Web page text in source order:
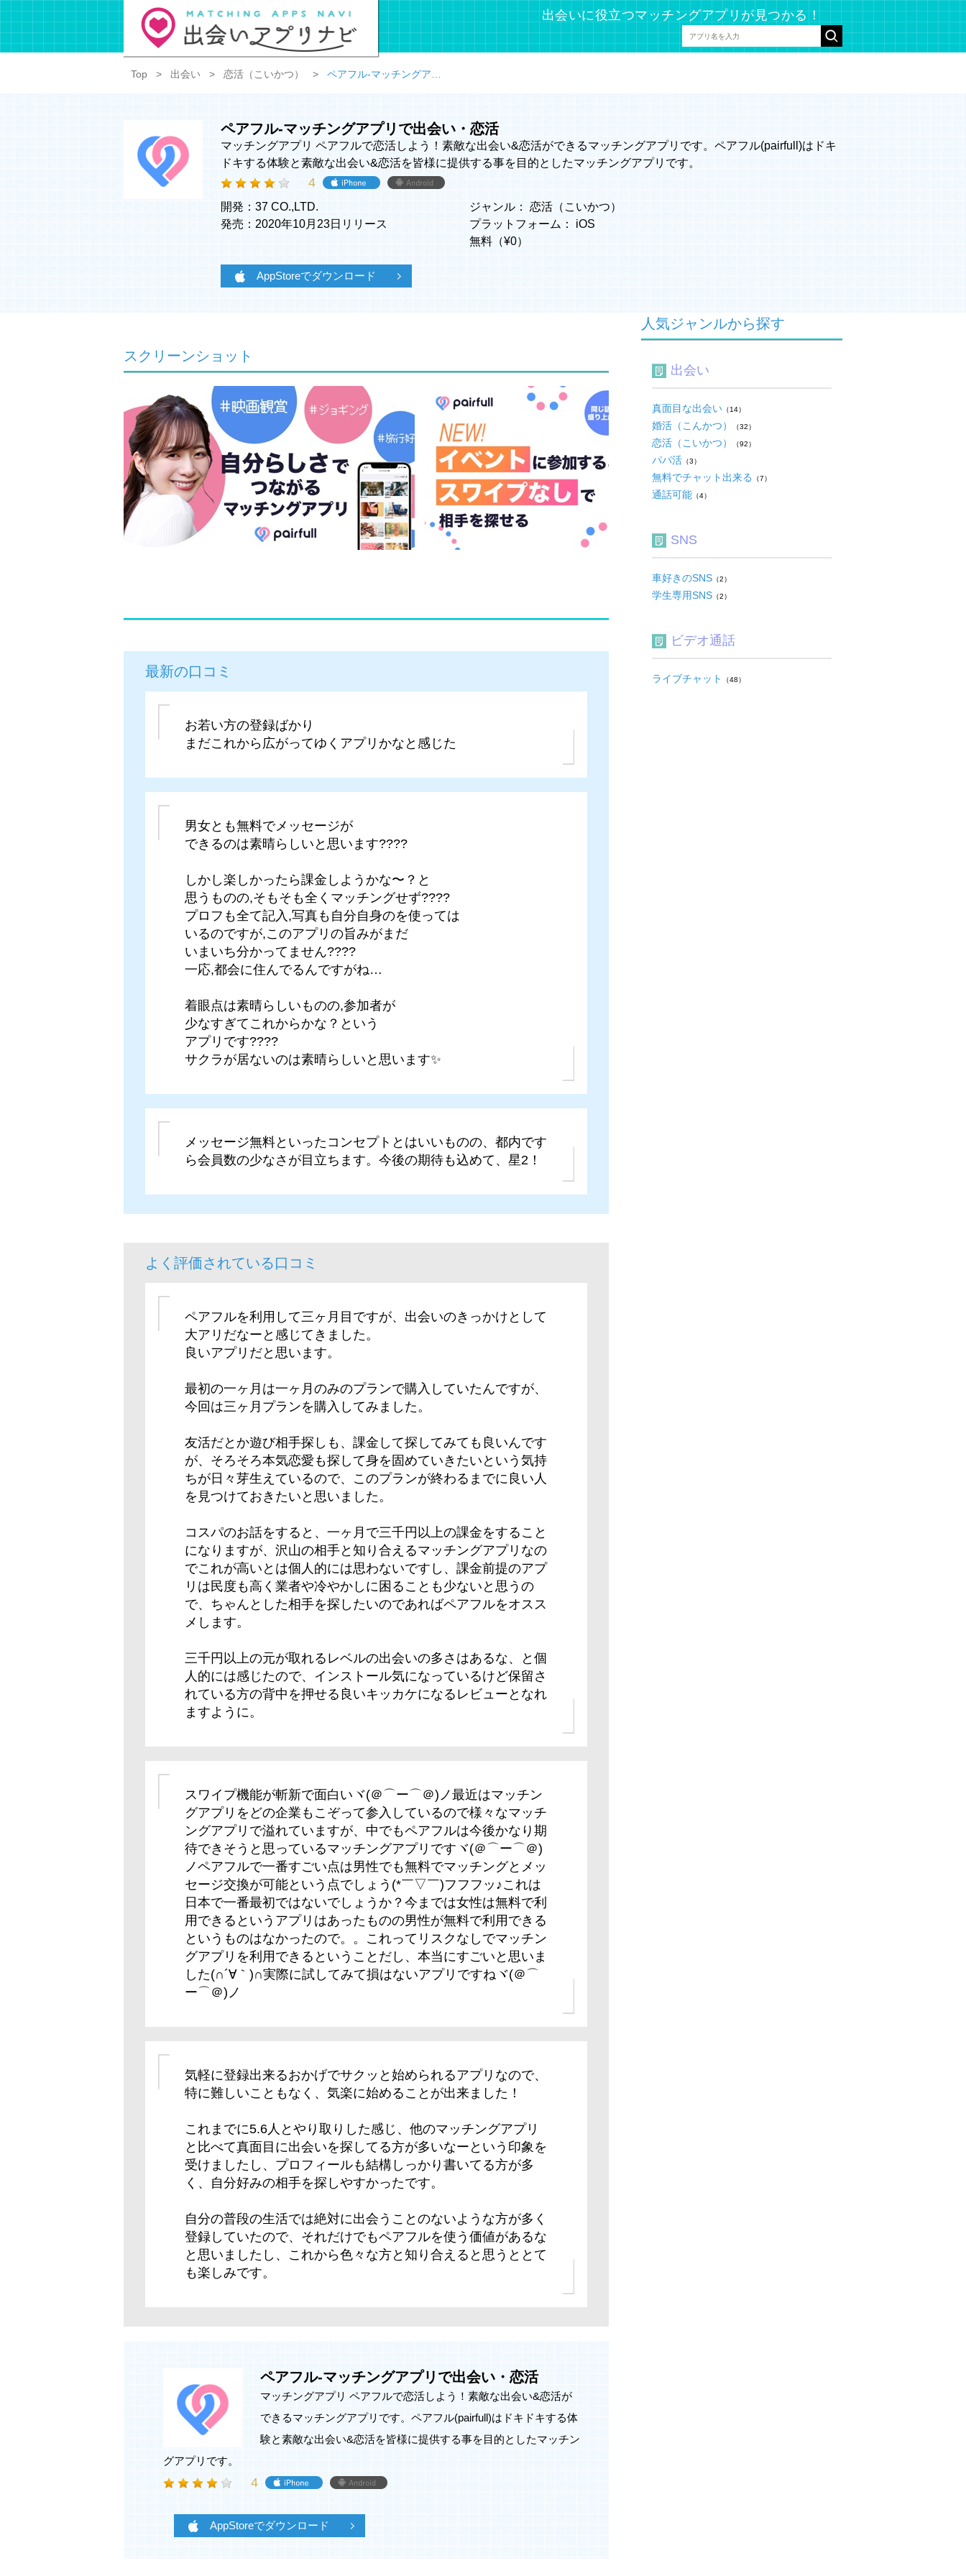
出会いに役立つマッチングアプリが見つかる！
Top 出会い 恋活（こいかつ） ペアフル-マッチングアプリで出会い・恋活
ペアフル-マッチングアプリで出会い・恋活
マッチングアプリ ペアフルで恋活しよう！素敵な出会い&恋活ができるマッチングアプリです。ペアフル(pairfull)はドキ
ドキする体験と素敵な出会い&恋活を皆様に提供する事を目的としたマッチングアプリです。
4
開発：37 CO.,LTD.
発売：2020年10月23日リリース
ジャンル： 恋活（こいかつ）
プラットフォーム：
iOS
無料（¥0）
AppStoreでダウンロード
スクリーンショット
最新の口コミ
お若い方の登録ばかり
まだこれから広がってゆくアプリかなと感じた
男女とも無料でメッセージが
できるのは素晴らしいと思います????
しかし楽しかったら課金しようかな〜？と
思うものの,そもそも全くマッチングせず????
プロフも全て記入,写真も自分自身のを使っては
いるのですが,このアプリの旨みがまだ
いまいち分かってません????
一応,都会に住んでるんですがね…
着眼点は素晴らしいものの,参加者が
少なすぎてこれからかな？という
アプリです????
サクラが居ないのは素晴らしいと思います✨
メッセージ無料といったコンセプトとはいいものの、都内です
ら会員数の少なさが目立ちます。今後の期待も込めて、星2！
よく評価されている口コミ
ペアフルを利用して三ヶ月目ですが、出会いのきっかけとして
大アリだなーと感じてきました。
良いアプリだと思います。
最初の一ヶ月は一ヶ月のみのプランで購入していたんですが、
今回は三ヶ月プランを購入してみました。
友活だとか遊び相手探しも、課金して探してみても良いんです
が、そろそろ本気恋愛も探して身を固めていきたいという気持
ちが日々芽生えているので、このプランが終わるまでに良い人
を見つけておきたいと思いました。
コスパのお話をすると、一ヶ月で三千円以上の課金をすること
になりますが、沢山の相手と知り合えるマッチングアプリなの
でこれが高いとは個人的には思わないですし、課金前提のアプ
リは民度も高く業者や冷やかしに困ることも少ないと思うの
で、ちゃんとした相手を探したいのであればペアフルをオスス
メします。
三千円以上の元が取れるレベルの出会いの多さはあるな、と個
人的には感じたので、インストール気になっているけど保留さ
れている方の背中を押せる良いキッカケになるレビューとなれ
ますように。
スワイプ機能が斬新で面白いヾ(＠⌒ー⌒＠)ノ最近はマッチン
グアプリをどの企業もこぞって参入しているので様々なマッチ
ングアプリで溢れていますが、中でもペアフルは今後かなり期
待できそうと思っているマッチングアプリですヾ(＠⌒ー⌒＠)
ノペアフルで一番すごい点は男性でも無料でマッチングとメッ
セージ交換が可能という点でしょう(*￣▽￣)フフフッ♪これは
日本で一番最初ではないでしょうか？今までは女性は無料で利
用できるというアプリはあったものの男性が無料で利用できる
というものはなかったので。。これってリスクなしでマッチン
グアプリを利用できるということだし、本当にすごいと思いま
した(∩´∀｀)∩実際に試してみて損はないアプリですねヾ(＠⌒
ー⌒＠)ノ
気軽に登録出来るおかげでサクッと始められるアプリなので、
特に難しいこともなく、気楽に始めることが出来ました！
これまでに5.6人とやり取りした感じ、他のマッチングアプリ
と比べて真面目に出会いを探してる方が多いなーという印象を
受けましたし、プロフィールも結構しっかり書いてる方が多
く、自分好みの相手を探しやすかったです。
自分の普段の生活では絶対に出会うことのないような方が多く
登録していたので、それだけでもペアフルを使う価値があるな
と思いましたし、これから色々な方と知り合えると思うととて
も楽しみです。
ペアフル-マッチングアプリで出会い・恋活
マッチングアプリ ペアフルで恋活しよう！素敵な出会い&恋活が
できるマッチングアプリです。ペアフル(pairfull)はドキドキする体
験と素敵な出会い&恋活を皆様に提供する事を目的としたマッチン
グアプリです。
4
AppStoreでダウンロード
人気ジャンルから探す
出会い
真面目な出会い （14）
婚活（こんかつ） （32）
恋活（こいかつ） （92）
パパ活 （3）
無料でチャット出来る （7）
通話可能 （4）
SNS
車好きのSNS （2）
学生専用SNS （2）
ビデオ通話
ライブチャット （48）